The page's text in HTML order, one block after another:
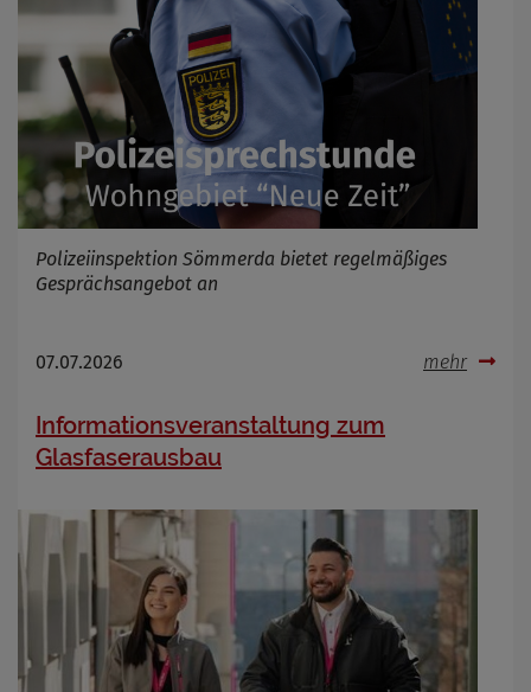
Polizeiinspektion Sömmerda bietet regelmäßiges
Gesprächsangebot an
07.07.2026 mehr
Informationsveranstaltung zum
Glasfaserausbau